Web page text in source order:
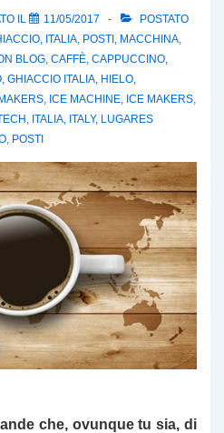
IL 11/05/2017
POSTATO
, ITALIA, POSTI , MACCHINA,
BLOG, CAFFÈ, CAPPUCCINO,
, GHIACCIO ITALIA, HIELO,
, ICE MACHINE, ICE MAKERS,
, ITALIA, ITALY, LUGARES
, POSTI
che, ovunque tu sia, di